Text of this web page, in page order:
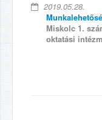
2019.05.28.
Miskolc 1.
oktatási